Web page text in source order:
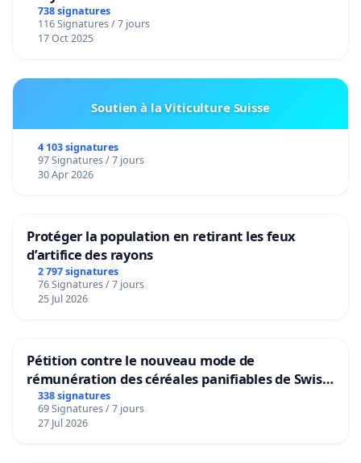
de notre territoire »
738 signatures
116 Signatures / 7 jours
17 Oct 2025
Soutien à la Viticulture Suisse
4 103 signatures
97 Signatures / 7 jours
30 Apr 2026
Protéger la population en retirant les feux
d’artifice des rayons
2 797 signatures
76 Signatures / 7 jours
25 Jul 2026
Pétition contre le nouveau mode de
rémunération des céréales panifiables de Swiss
granum basé sur la teneur en protéines
338 signatures
69 Signatures / 7 jours
27 Jul 2026